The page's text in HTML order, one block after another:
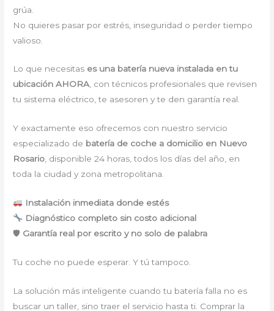
grúa.
No quieres pasar por estrés, inseguridad o perder tiempo
valioso.
Lo que necesitas es una batería nueva instalada en tu
ubicación AHORA, con técnicos profesionales que revisen
tu sistema eléctrico, te asesoren y te den garantía real.
Y exactamente eso ofrecemos con nuestro servicio
especializado de batería de coche a domicilio en Nuevo
Rosario, disponible 24 horas, todos los días del año, en
toda la ciudad y zona metropolitana.
Instalación inmediata donde estés
Diagnóstico completo sin costo adicional
🛡 Garantía real por escrito y no solo de palabra
Tu coche no puede esperar. Y tú tampoco.
La solución más inteligente cuando tu batería falla no es
buscar un taller, sino traer el servicio hasta ti. Comprar la